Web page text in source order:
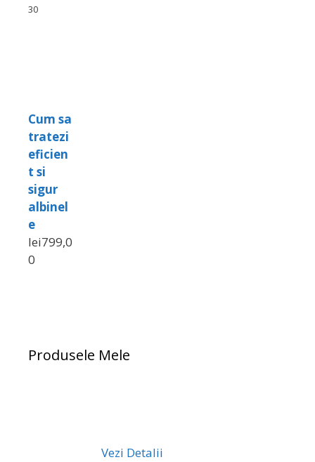
30
Cum sa
tratezi
eficien
t si
sigur
albinel
e
lei799,0
0
Produsele Mele
Vezi Detalii